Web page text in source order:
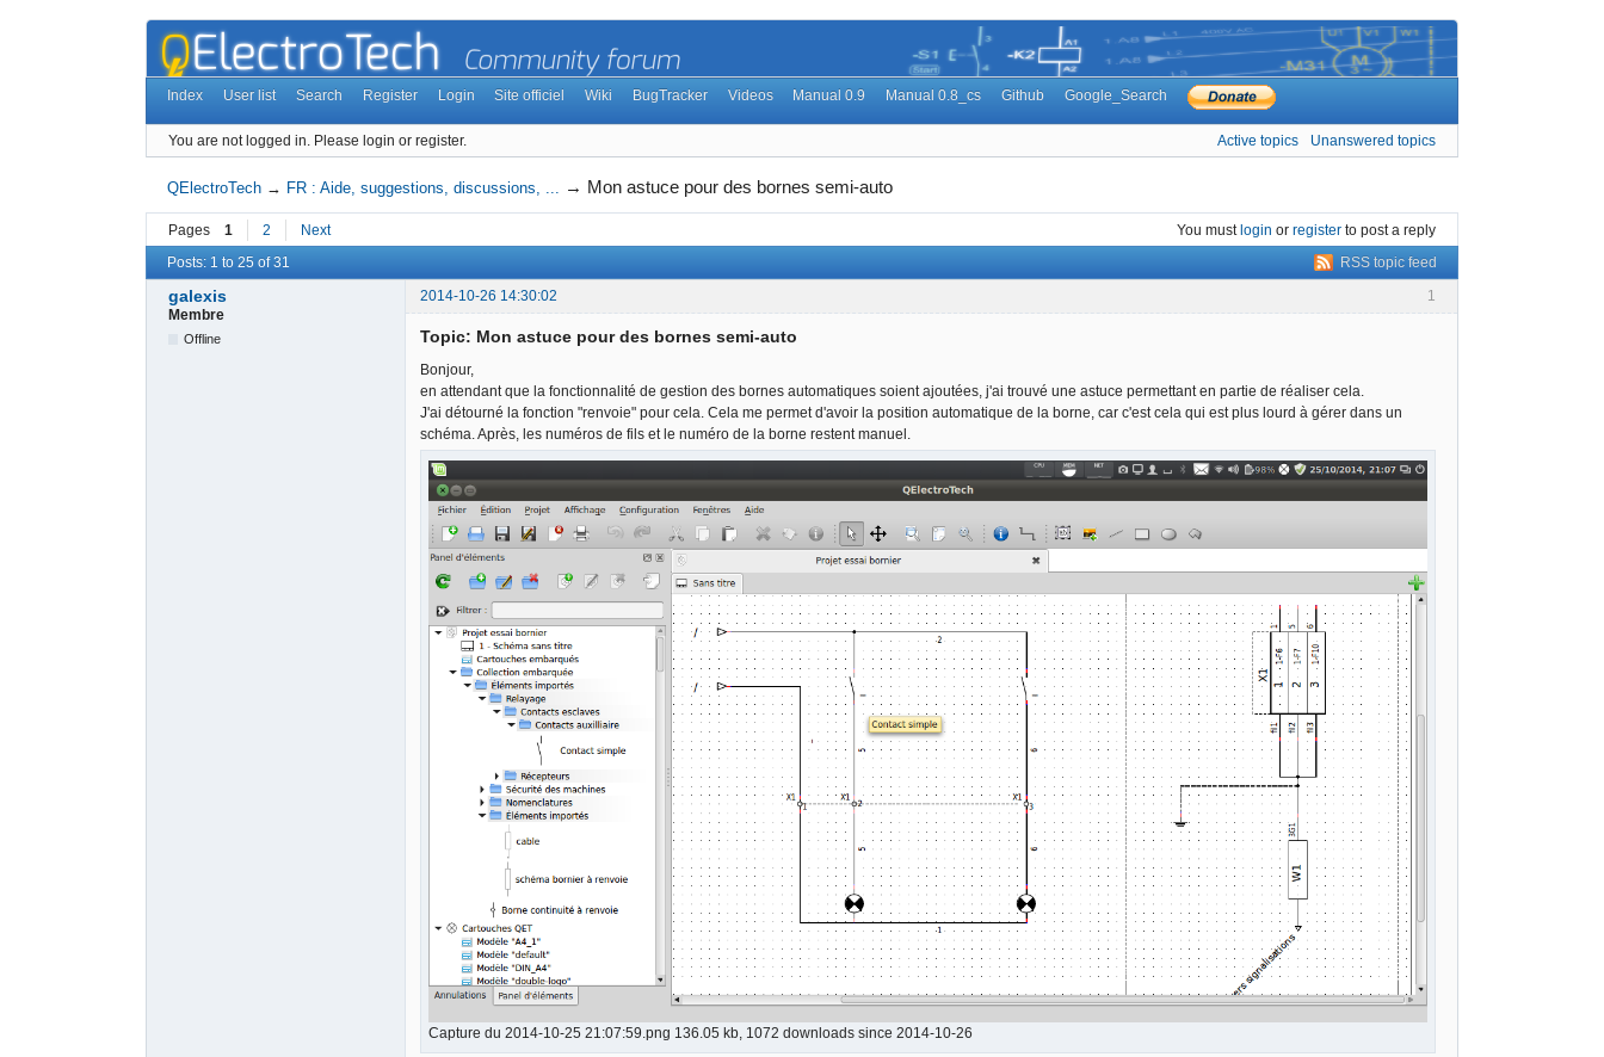
Index User list Search Register Login Site officiel Wiki BugTracker Videos Manual 0.9 Manual 0.8_cs Github Google_Search
You are not logged in. Please login or register. Active topics Unanswered topics
QElectroTech → FR : Aide, suggestions, discussions, ... → Mon astuce pour des bornes semi-auto
Pages 1 2 Next You mustlogin or register to post a reply
RSS topic feed
Posts: 1 to 25 of 31
1
galexis
2014-10-26 14:30:02
Membre
Offline Topic: Mon astuce pour des bornes semi-auto
Bonjour,
en attendant que la fonctionnalité de gestion des bornes automatiques soient ajoutées, j'ai trouvé une astuce permettant en partie de réaliser cela.
J'ai détourné la fonction "renvoie" pour cela. Cela me permet d'avoir la position automatique de la borne, car c'est cela qui est plus lourd à gérer dans un
schéma. Après, les numéros de fils et le numéro de la borne restent manuel.
Capture du 2014-10-25 21:07:59.png 136.05 kb, 1072 downloads since 2014-10-26